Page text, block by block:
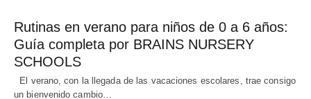
Rutinas en verano para niños de 0 a 6 años:
Guía completa por BRAINS NURSERY
SCHOOLS
El verano, con la llegada de las vacaciones escolares, trae consigo
un bienvenido cambio…